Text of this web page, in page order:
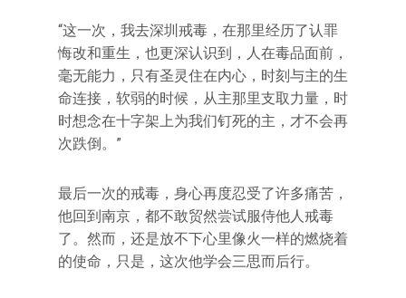
“这一次，我去深圳戒毒，在那里经历了认罪
悔改和重生，也更深认识到，人在毒品面前，
毫无能力，只有圣灵住在内心，时刻与主的生
命连接，软弱的时候，从主那里支取力量，时
时想念在十字架上为我们钉死的主，才不会再
次跌倒。”
最后一次的戒毒，身心再度忍受了许多痛苦，
他回到南京，都不敢贸然尝试服侍他人戒毒
了。然而，还是放不下心里像火一样的燃烧着
的使命，只是，这次他学会三思而后行。